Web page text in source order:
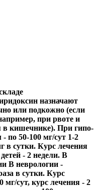
назначают
или подкожно (если
при рвоте и
кишечнике). При гипо-
по 50-100 мг/сут 1-2
в сутки. Курс лечения
- 2 недели. В
В неврологии -
в сутки. Курс
мг/сут, курс лечения - 2